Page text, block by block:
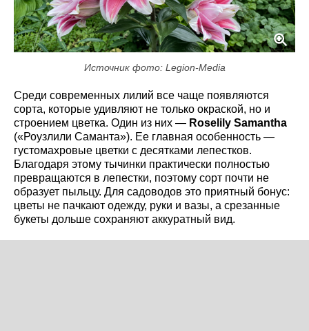
Источник фото: Legion-Media
Среди современных лилий все чаще появляются
сорта, которые удивляют не только окраской, но и
строением цветка. Один из них — Roselily Samantha
(«Роузлили Саманта»). Ее главная особенность —
густомахровые цветки с десятками лепестков.
Благодаря этому тычинки практически полностью
превращаются в лепестки, поэтому сорт почти не
образует пыльцу. Для садоводов это приятный бонус:
цветы не пачкают одежду, руки и вазы, а срезанные
букеты дольше сохраняют аккуратный вид.